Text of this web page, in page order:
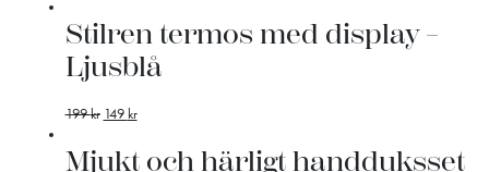
Stilren termos med display –
Ljusblå
199kr 149kr
Mjukt och härligt handduksset